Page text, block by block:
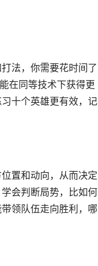
法，你需要花时间了
在同等技术下获得更
十个英雄更有效，记
置和动向，从而决定
会判断局势，比如何
领队伍走向胜利，哪